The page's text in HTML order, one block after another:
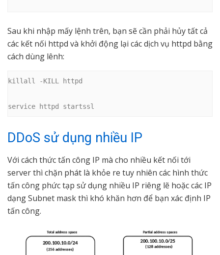
Sau khi nhập mấy lệnh trên, bạn sẽ cần phải hủy tất cả
các kết nối httpd và khởi động lại các dịch vụ httpd bằng
cách dùng lênh:
killall -KILL httpd
service httpd startssl
DDoS sử dụng nhiều IP
Với cách thức tấn công IP mà cho nhiều kết nối tới
server thì chặn phát là khỏe re tuy nhiên các hình thức
tấn công phức tạp sử dụng nhiều IP riêng lẽ hoặc các IP
dạng Subnet mask thì khó khăn hơn để bạn xác định IP
tấn công.